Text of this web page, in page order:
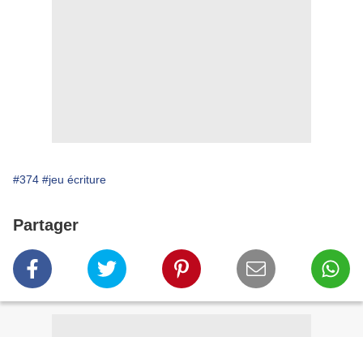
#374 #jeu écriture
Partager